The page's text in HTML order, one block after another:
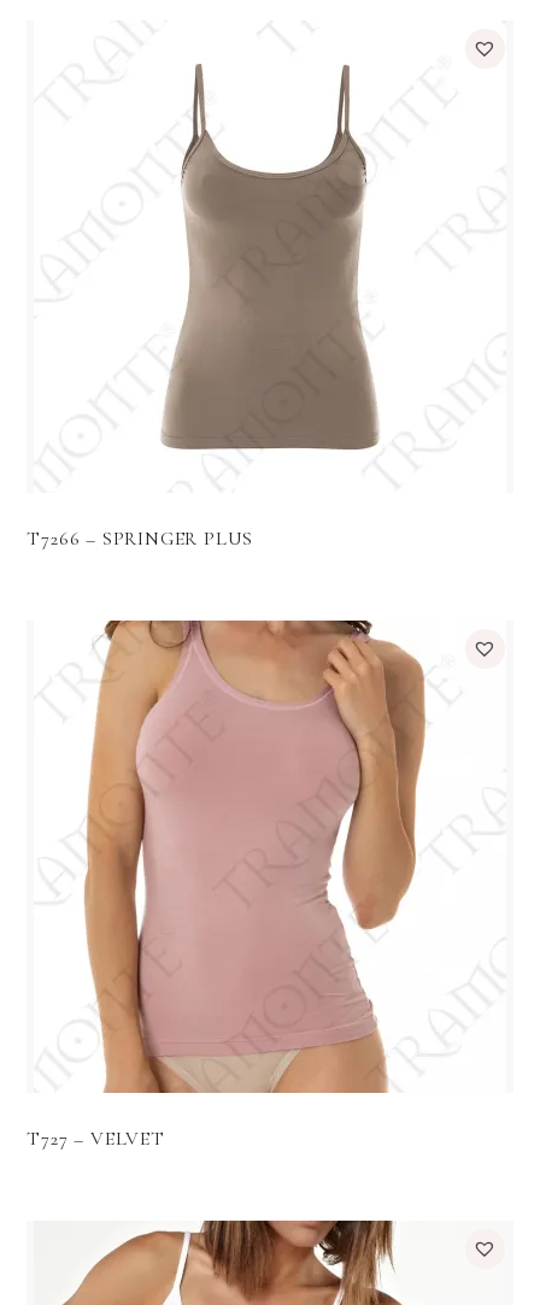
T7266 – SPRINGER PLUS
T727 – VELVET